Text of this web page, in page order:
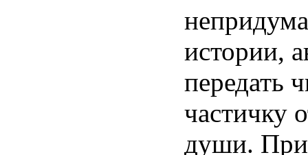
истории,
передать
частичку
души.